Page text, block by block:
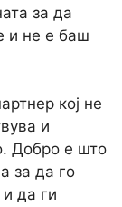
за да
и не е баш
кој не
и
Добро е што
за да го
да ги